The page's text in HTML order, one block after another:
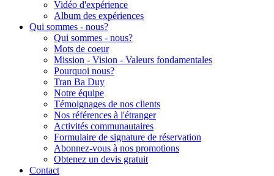
Vidéo d'expérience
Album des expériences
Qui sommes - nous?
Qui sommes - nous?
Mots de coeur
Mission - Vision - Valeurs fondamentales
Pourquoi nous?
Tran Ba Duy
Notre équipe
Témoignages de nos clients
Nos références à l'étranger
Activités communautaires
Formulaire de signature de réservation
Abonnez-vous à nos promotions
Obtenez un devis gratuit
Contact